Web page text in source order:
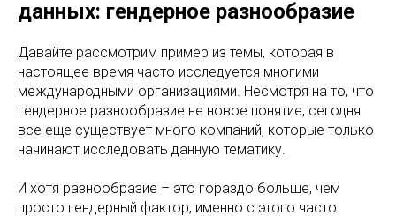
данных: гендерное разнообразие
Давайте рассмотрим пример из темы, которая в
настоящее время часто исследуется многими
международными организациями. Несмотря на то, что
гендерное разнообразие не новое понятие, сегодня
все еще существует много компаний, которые только
начинают исследовать данную тематику.
И хотя разнообразие – это гораздо больше, чем
просто гендерный фактор, именно с этого часто